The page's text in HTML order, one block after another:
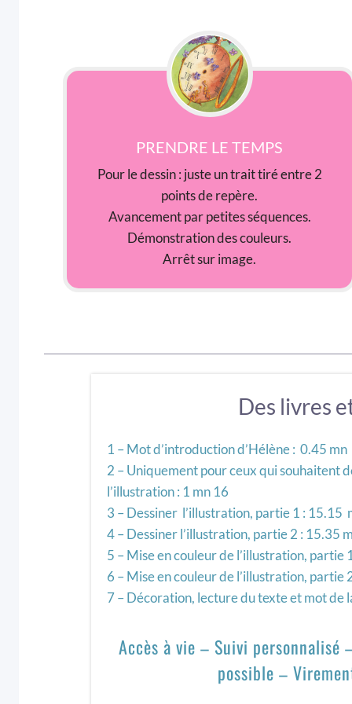
PRENDRE LE TEMPS
Pour le dessin : juste un trait tiré entre 2
points de repère.
Avancement par petites séquences.
Démonstration des couleurs.
Arrêt sur image.
Des livres
1 – Mot d’introduction d’Hélène : 0.45 mn
2 – Uniquement pour ceux qui souhaitent
l’illustration : 1 mn 16
3 – Dessiner l’illustration, partie 1 : 15.15
4 – Dessiner l’illustration, partie 2 : 15.35
5 – Mise en couleur de l’illustration, partie
6 – Mise en couleur de l’illustration, partie
7 – Décoration, lecture du texte et mot de
Accès à vie – Suivi personnalisé
possible –